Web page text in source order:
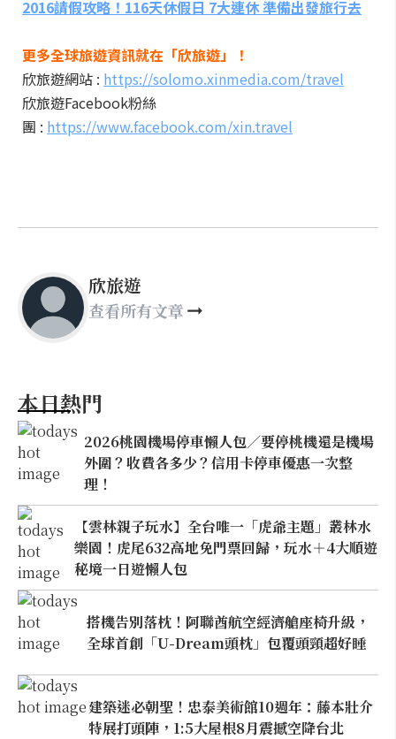
2016請假攻略！116天休假日 7大連休 準備出發旅行去
更多全球旅遊資訊就在「欣旅遊」！
欣旅遊網站 : https://solomo.xinmedia.com/travel
欣旅遊Facebook粉絲
團 : https://www.facebook.com/xin.travel
欣旅遊
查看所有文章
本日熱門
2026桃園機場停車懶人包／要停桃機還是機場
外圍？收費各多少？信用卡停車優惠一次整
理！
【雲林親子玩水】全台唯一「虎爺主題」叢林水
樂園！虎尾632高地免門票回歸，玩水＋4大順遊
秘境一日遊懶人包
搭機告別落枕！阿聯酋航空經濟艙座椅升級，
全球首創「U-Dream頭枕」包覆頭頸超好睡
建築迷必朝聖！忠泰美術館10週年：藤本壯介
特展打頭陣，1:5大屋根8月震撼空降台北